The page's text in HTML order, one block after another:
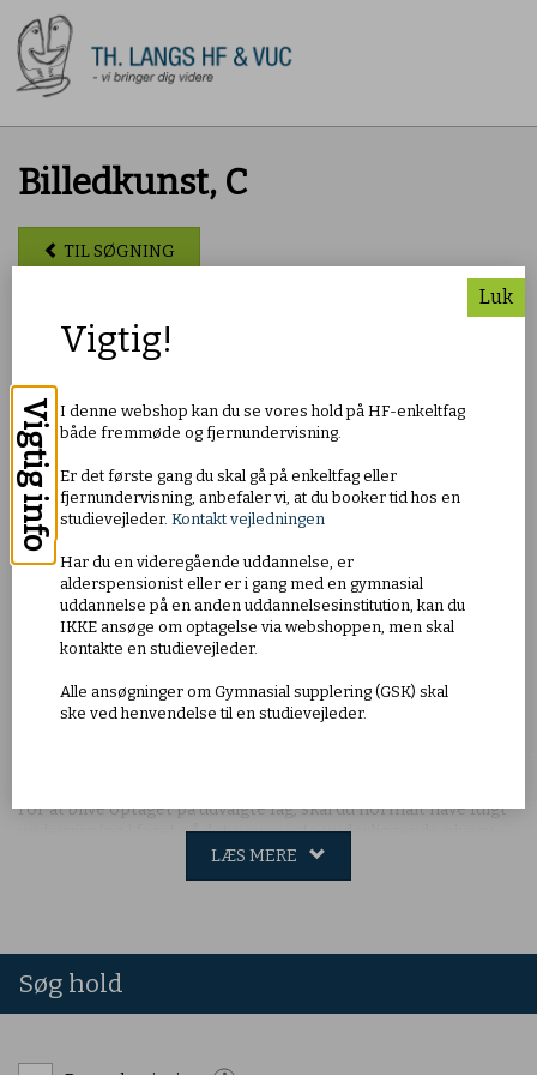
Billedkunst, C
TIL SØGNING
Pris: DKK 550,00
Du kan tidligst blive optaget på hf-enkeltfag et år efter, at du
har afsluttet folkeskolens 9. eller 10. klasse eller har modtaget
tilsvarende undervisning.
Du kan altså ikke blive optaget, hvis du kommer direkte fra 10.
klasse, hvad enten 10. klasse er taget på en folkeskole eller
anden institution.
For at blive optaget på udvalgte fag, skal du normalt have fulgt
undervisning i faget på det nærmeste underliggende niveau -
eller have tilsvarende faglige kvalifikationer.
Adgangskrav
har afsluttet folkeskolens 9. eller 10. klasse eller har modtaget
tilsvarende undervisning.
For at blive optaget på udvalgte fag, skal du normalt have fulgt
undervisning i faget på det nærmeste underliggende niveau -
eller have tilsvarende faglige kvalifikationer.
LÆS MERE
Søg hold
Vigtig info
Vigtig!
I denne webshop kan du se vores hold på HF-enkeltfag
både fremmøde og fjernundervisning.
Er det første gang du skal gå på enkeltfag eller
fjernundervisning, anbefaler vi, at du booker tid hos en
studievejleder. Kontakt vejledningen
Har du en videregående uddannelse, er
alderspensionist eller er i gang med en gymnasial
uddannelse på en anden uddannelsesinstitution, kan du
IKKE ansøge om optagelse via webshoppen, men skal
kontakte en studievejleder.
Alle ansøgninger om Gymnasial supplering (GSK) skal
ske ved henvendelse til en studievejleder.
Luk